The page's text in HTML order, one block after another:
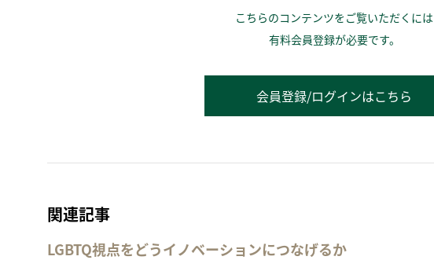
こちらのコンテンツをご覧いただくには
有料会員登録が必要です。
会員登録/ログインはこちら
関連記事
LGBTQ視点をどうイノベーションにつなげるか